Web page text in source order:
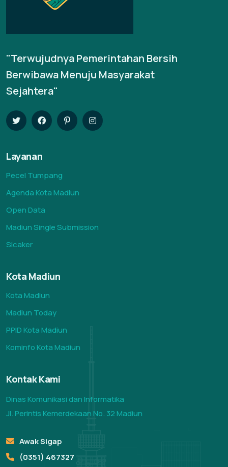
"Terwujudnya Pemerintahan Bersih
Berwibawa Menuju Masyarakat
Sejahtera"
Layanan
Pecel Tumpang
Agenda Kota Madiun
Open Data
Madiun Single Submission
Sicaker
Kota Madiun
Kota Madiun
Madiun Today
PPID Kota Madiun
Kominfo Kota Madiun
Kontak Kami
Dinas Komunikasi dan Informatika
Jl. Perintis Kemerdekaan No. 32 Madiun
Awak Sigap
(0351) 467327